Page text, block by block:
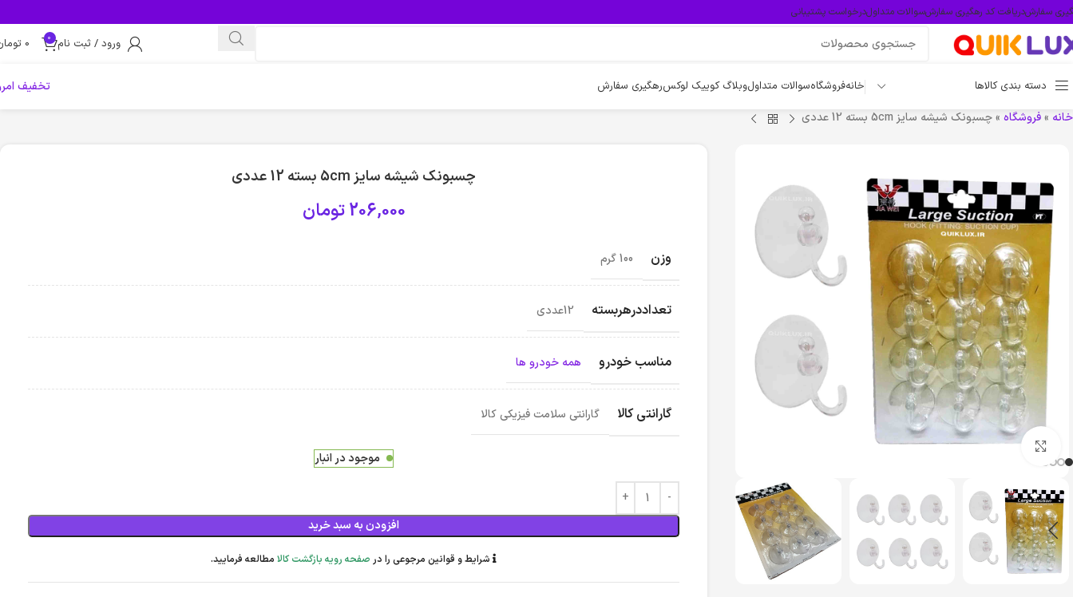
سفارشدریافت کد رهگیری سفارشسوالات متداولدرخواست پشتیبانی
ورود / ثبت نام 0
0
دسته بندی کالاها خانهفروشگاهسوالات متداولوبلاگ کوییک لوکسرهگیری سفارش
تخفیف
خانه »فروشگاه »چسبونک شیشه سایز 5cm بسته 12 عددی
بزرگنمایی تصویر
چسبونک شیشه سایز 5cm بسته 12 عددی
206,000تومان
وزن 100 گرم
تعداددرهربسته 12عددی
مناسب خودرو همه خودرو ها
گارانتی کالا گارانتی سلامت فیزیکی کالا
موجود در انبار
افزودن به سبد خرید
شرایط و قوانین مرجوعی را در صفحه رویه بازگشت کالا مطالعه فرمایید.